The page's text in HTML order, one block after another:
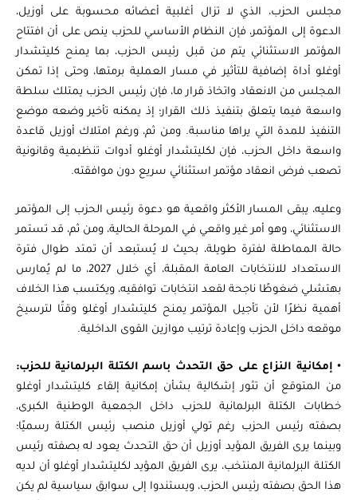
مجلس الحزب، الذي لا تزال أغلبية أعضائه محسوبة على أوزيل،
الدعوة إلى المؤتمر، فإن النظام الأساسي للحزب ينص على أن افتتاح
المؤتمر الاستثنائي يتم من قبل رئيس الحزب، بما يمنح كليتشدار
أوغلو أداة إضافية للتأثير في مسار العملية برمتها، وحتى إذا تمكن
المجلس من الانعقاد واتخاذ قرار ما، فإن رئيس الحزب يمتلك سلطة
واسعة فيما يتعلق بتنفيذ ذلك القرار؛ إذ يمكنه تأخير وضعه موضع
التنفيذ للمدة التي يراها مناسبة. ومن ثم، ورغم امتلاك أوزيل قاعدة
واسعة داخل الحزب، فإن لكليتشدار أوغلو أدوات تنظيمية وقانونية
تصعب فرض انعقاد مؤتمر استثنائي سريع دون موافقته.
وعليه، يبقى المسار الأكثر واقعية هو دعوة رئيس الحزب إلى المؤتمر
الاستثنائي، وهو أمر غير واقعي في المرحلة الحالية، ومن ثم، قد تستمر
حالة المماطلة لفترة طويلة، بحيث لا يُستبعد أن تمتد طوال فترة
الاستعداد للانتخابات العامة المقبلة، أي خلال 2027، ما لم يُمارس
بهتشلي ضغوطًا ناجحة لقعد انتخابات توافقيه، ويكتسب هذا الخلاف
أهمية نظرًا لأن تأجيل المؤتمر يمنح كليتشدار أوغلو وقتًا لترسيخ
موقعه داخل الحزب وإعادة ترتيب موازين القوى الداخلية.
إمكانية النزاع على حق التحدث باسم الكتلة البرلمانية للحزب:
من المتوقع أن تثور إشكالية بشأن إمكانية إلقاء كليتشدار أوغلو
خطابات الكتلة البرلمانية للحزب داخل الجمعية الوطنية الكبرى،
بصفته رئيس الحزب رغم تولي أوزيل منصب رئيس الكتلة رسميًا؛
وبينما يرى الفريق المؤيد أوزيل أن حق التحدث يعود له بصفته رئيس
الكتلة البرلمانية المنتخب، يرى الفريق المؤيد لكليتشدار أوغلو أن لديه
هذا الحق بصفته رئيس الحزب، ويستندوا إلى سوابق سياسية لم يكن